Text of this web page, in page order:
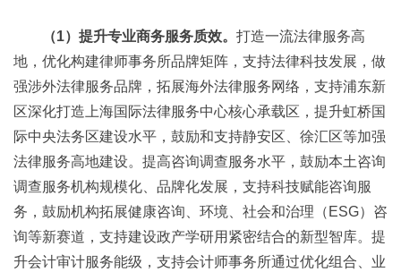
（1）提升专业商务服务质效。 打造一流法律服务高
地，优化构建律师事务所品牌矩阵，支持法律科技发展，做
强涉外法律服务品牌，拓展海外法律服务网络，支持浦东新
区深化打造上海国际法律服务中心核心承载区，提升虹桥国
际中央法务区建设水平，鼓励和支持静安区、徐汇区等加强
法律服务高地建设。提高咨询调查服务水平，鼓励本土咨询
调查服务机构规模化、品牌化发展，支持科技赋能咨询服
务，鼓励机构拓展健康咨询、环境、社会和治理（ESG）咨
询等新赛道，支持建设政产学研用紧密结合的新型智库。提
升会计审计服务能级，支持会计师事务所通过优化组合、业